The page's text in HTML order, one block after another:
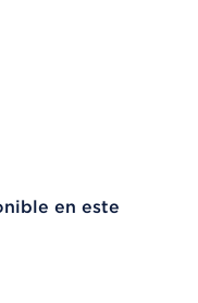
en este